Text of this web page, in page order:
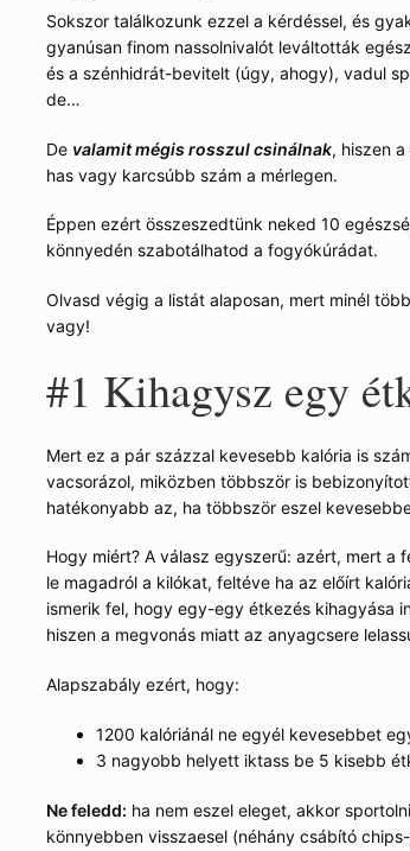
Sokszor találkozunk ezzel a kérdéssel, és
gyanúsan finom nassolnivalót leváltották
és a szénhidrát-bevitelt (úgy, ahogy), vadul
de…
De valamit mégis rosszul csinálnak, hiszen
has vagy karcsúbb szám a mérlegen.
Éppen ezért összeszedtünk neked 10
könnyedén szabotálhatod a fogyókúrádat.
Olvasd végig a listát alaposan, mert minél
vagy!
#1 Kihagysz egy
Mert ez a pár százzal kevesebb kalória is
vacsorázol, miközben többször is
hatékonyabb az, ha többször eszel
Hogy miért? A válasz egyszerű: azért, mert
le magadról a kilókat, feltéve ha az előírt
ismerik fel, hogy egy-egy étkezés kihagyása
hiszen a megvonás miatt az anyagcsere
Alapszabály ezért, hogy:
1200 kalóriánál ne egyél kevesebbet
3 nagyobb helyett iktass be 5 kisebb
Ne feledd: ha nem eszel eleget, akkor
könnyebben visszaesel (néhány csábító